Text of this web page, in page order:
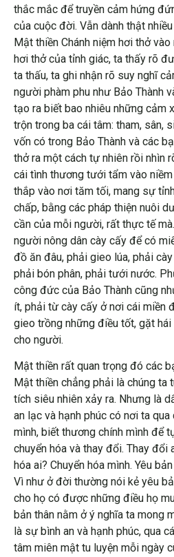
thắc mắc để truyền cảm hứng
của cuộc đời. Vẫn dành thật
Mật thiền Chánh niệm hơi thở vào
hơi thở của tỉnh giác, ta thấy rõ
ta thấu, ta ghi nhận rõ suy nghĩ
người phàm phu như Bảo Thành
tạo ra biết bao nhiêu những cảm
trộn trong ba cái tâm: tham, sân,
vốn có trong Bảo Thành và các
thở ra một cách tự nhiên rồi nhìn
cái tình thương tưới tẩm vào
thắp vào nơi tăm tối, mang sự
chấp, bằng các pháp thiện nuôi
cần của mỗi người, rất thực tế
người nông dân cày cấy để có
đồ ăn đâu, phải gieo lúa, phải
phải bón phân, phải tưới nước.
công đức của Bảo Thành cũng
ít, phải từ cày cấy ở nơi cái miền
gieo trồng những điều tốt, gặt hái
cho người.
Mật thiền rất quan trọng đó các
Mật thiền chẳng phải là chúng ta
tích siêu nhiên xảy ra. Nhưng là
an lạc và hạnh phúc có nơi ta
mình, biết thương chính mình để
chuyển hóa và thay đổi. Thay đổi
hóa ai? Chuyển hóa mình. Yêu
Vì như ở đời thường nói kẻ yêu
cho họ có được những điều họ
bản thân nằm ở ý nghĩa ta mong
là sự bình an và hạnh phúc, qua
tâm miên mật tu luyện mỗi ngày